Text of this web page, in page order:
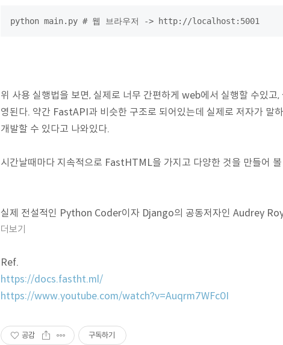
python main.py # 웹 브라우저 -> http://localhost:5001
위 사용 실행법을 보면, 실제로 너무 간편하게 web에서 실행할 수있
영된다. 약간 FastAPI과 비슷한 구조로 되어있는데 실제로 저자가
개발할 수 있다고 나와있다.
시간날때마다 지속적으로 FastHTML을 가지고 다양한 것을 만들어
실제 전설적인 Python Coder이자 Django의 공동저자인 Audrey
더보기
Ref.
https://docs.fastht.ml/
https://www.youtube.com/watch?v=Auqrm7WFc0I
공감 구독하기